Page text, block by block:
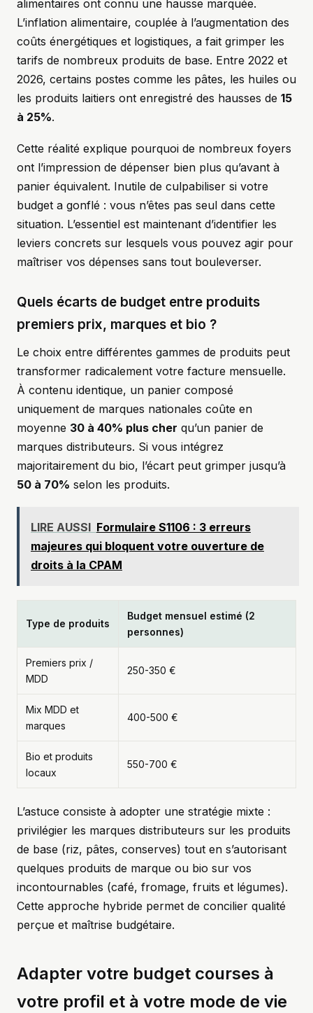
alimentaires ont connu une hausse marquée.
L’inflation alimentaire, couplée à l’augmentation des
coûts énergétiques et logistiques, a fait grimper les
tarifs de nombreux produits de base. Entre 2022 et
2026, certains postes comme les pâtes, les huiles ou
les produits laitiers ont enregistré des hausses de 15
à 25%.
Cette réalité explique pourquoi de nombreux foyers
ont l’impression de dépenser bien plus qu’avant à
panier équivalent. Inutile de culpabiliser si votre
budget a gonflé : vous n’êtes pas seul dans cette
situation. L’essentiel est maintenant d’identifier les
leviers concrets sur lesquels vous pouvez agir pour
maîtriser vos dépenses sans tout bouleverser.
Quels écarts de budget entre produits
premiers prix, marques et bio ?
Le choix entre différentes gammes de produits peut
transformer radicalement votre facture mensuelle.
À contenu identique, un panier composé
uniquement de marques nationales coûte en
moyenne 30 à 40% plus cher qu’un panier de
marques distributeurs. Si vous intégrez
majoritairement du bio, l’écart peut grimper jusqu’à
50 à 70% selon les produits.
LIRE AUSSI Formulaire S1106 : 3 erreurs
majeures qui bloquent votre ouverture de
droits à la CPAM
Type de produits
Budget mensuel estimé (2
personnes)
Premiers prix /
MDD
250-350 €
Mix MDD et
marques
400-500 €
Bio et produits
locaux
550-700 €
L’astuce consiste à adopter une stratégie mixte :
privilégier les marques distributeurs sur les produits
de base (riz, pâtes, conserves) tout en s’autorisant
quelques produits de marque ou bio sur vos
incontournables (café, fromage, fruits et légumes).
Cette approche hybride permet de concilier qualité
perçue et maîtrise budgétaire.
Adapter votre budget courses à
votre profil et à votre mode de vie